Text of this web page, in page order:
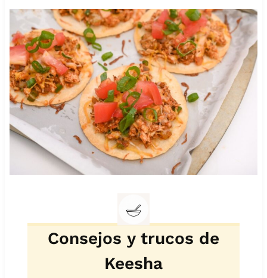
Consejos y trucos de
Keesha